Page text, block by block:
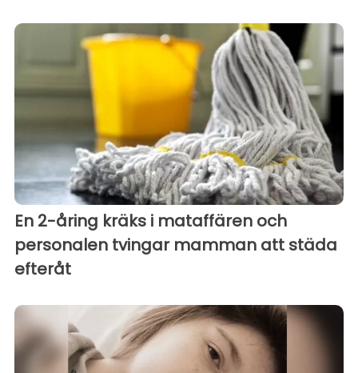
En 2-åring kräks i mataffären och
personalen tvingar mamman att städa
efteråt